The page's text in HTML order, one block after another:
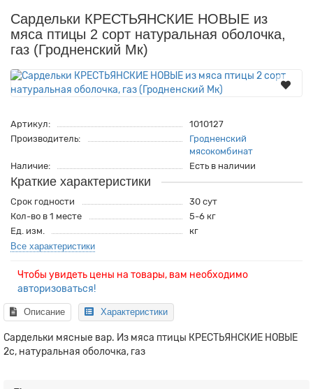
Сардельки КРЕСТЬЯНСКИЕ НОВЫЕ из
мяса птицы 2 сорт натуральная оболочка,
газ (Гродненский Мк)
Артикул:
1010127
Производитель:
Гродненский
мясокомбинат
Наличие:
Есть в наличии
Краткие характеристики
Срок годности
30 сут
Кол-во в 1 месте
5-6 кг
Ед. изм.
кг
Все характеристики
Чтобы увидеть цены на товары, вам необходимо
авторизоваться!
Описание Характеристики
Сардельки мясные вар. Из мяса птицы КРЕСТЬЯНСКИЕ НОВЫЕ
2с, натуральная оболочка, газ